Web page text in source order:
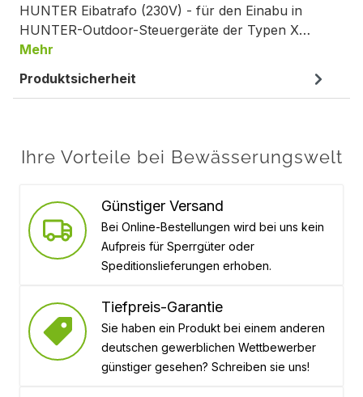
HUNTER Eibatrafo (230V) - für den Einabu in
HUNTER-Outdoor-Steuergeräte der Typen X…
Mehr
Produktsicherheit
Ihre Vorteile bei Bewässerungswelt
Günstiger Versand
Bei Online-Bestellungen wird bei uns kein
Aufpreis für Sperrgüter oder
Speditionslieferungen erhoben.
Tiefpreis-Garantie
Sie haben ein Produkt bei einem anderen
deutschen gewerblichen Wettbewerber
günstiger gesehen? Schreiben sie uns!